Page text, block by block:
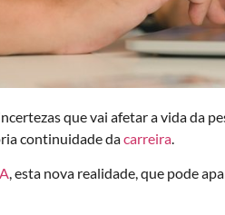
que vai afetar a vida da
continuidade dacarreira.
, esta nova realidade, que pode